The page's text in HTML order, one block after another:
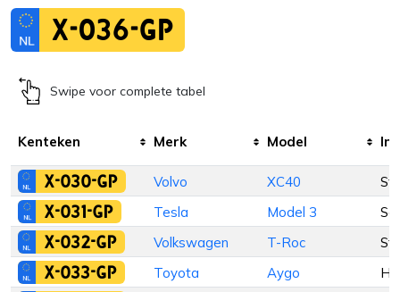
X-036-GP
Swipe voor complete tabel
Kenteken Merk Model
X-030-GP Volvo XC40
X-031-GP Tesla Model 3
X-032-GP Volkswagen T-Roc
X-033-GP Toyota Aygo